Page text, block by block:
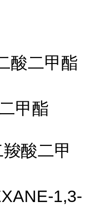
酸二甲酯
甲酯
酸二甲
1,3-